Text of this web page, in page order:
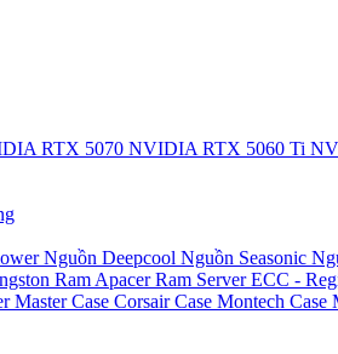
RTX 5070 NVIDIA RTX 5060 Ti
Nguồn Deepcool Nguồn Seasonic
Ram ApacerRam Server ECC -
MasterCase CorsairCase Montech Case